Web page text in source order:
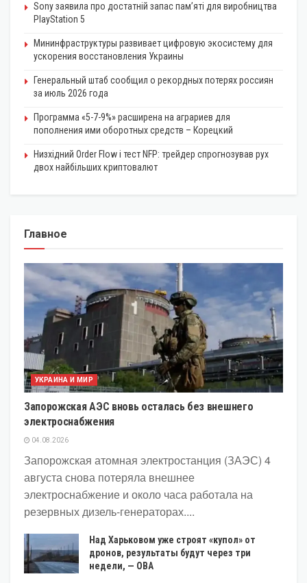
Sony заявила про достатній запас пам’яті для виробництва
PlayStation 5
Мининфраструктуры развивает цифровую экосистему для
ускорения восстановления Украины
Генеральный штаб сообщил о рекордных потерях россиян
за июль 2026 года
Программа «5-7-9%» расширена на аграриев для
пополнения ими оборотных средств – Корецкий
Низхідний Order Flow і тест NFP: трейдер спрогнозував рух
двох найбільших криптовалют
Главное
УКРАИНА И МИР
Запорожская АЭС вновь осталась без внешнего
электроснабжения
04.08.2026
Запорожская атомная электростанция (ЗАЭС) 4
августа снова потеряла внешнее
электроснабжение и около часа работала на
резервных дизель-генераторах....
Над Харьковом уже строят «купол» от
дронов, результаты будут через три
недели, — ОВА